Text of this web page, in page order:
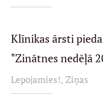
Klīnikas ārsti
"Zinātnes nedēļā
Lepojamies!, Ziņas